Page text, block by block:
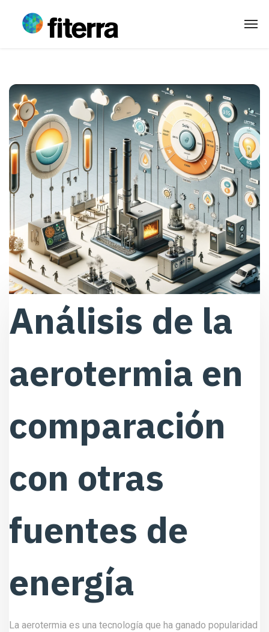
Análisis de la
aerotermia en
comparación
con otras
fuentes de
energía
La aerotermia es una tecnología que ha ganado popularidad